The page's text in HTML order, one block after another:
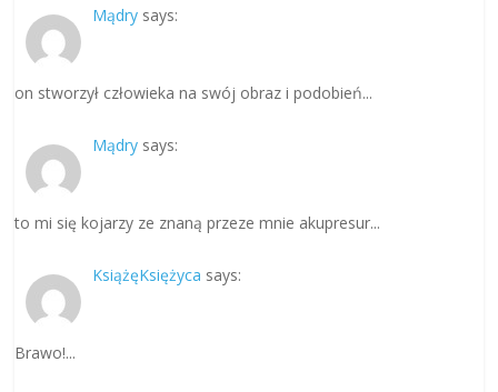
Mądry says:
on stworzył człowieka na swój obraz i podobień...
Mądry says:
to mi się kojarzy ze znaną przeze mnie akupresur...
KsiążęKsiężyca says:
Brawo!...